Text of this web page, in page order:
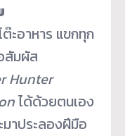
ะอาหาร แขกทุก
สัมผัส
Hunter
ได้ด้วยตนเอง
มาประลองฝีมือ